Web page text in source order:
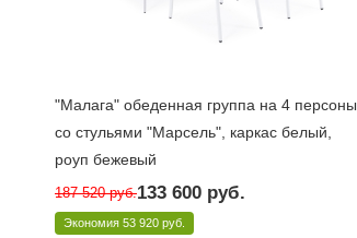
"Малага" обеденная группа на 4 персоны
со стульями "Марсель", каркас белый,
роуп бежевый
Под заказ 10 дней
Арт.: MAL-CM4T1-5-SET beige
187 520руб.133 600 руб.
Экономия 53 920 руб.